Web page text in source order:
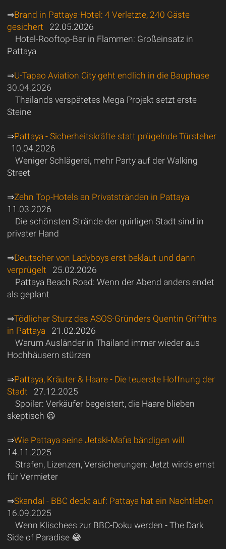
⇒Brand in Pattaya-Hotel: 4 Verletzte, 240 Gäste
gesichert 22.05.2026
Hotel-Rooftop-Bar in Flammen: Großeinsatz in
Pattaya
⇒U-Tapao Aviation City geht endlich in die Bauphase
30.04.2026
Thailands verspätetes Mega-Projekt setzt erste
Steine
⇒Pattaya - Sicherheitskräfte statt prügelnde Türsteher
10.04.2026
Weniger Schlägerei, mehr Party auf der Walking
Street
⇒Zehn Top-Hotels an Privatstränden in Pattaya
11.03.2026
Die schönsten Strände der quirligen Stadt sind in
privater Hand
⇒Deutscher von Ladyboys erst beklaut und dann
verprügelt 25.02.2026
Pattaya Beach Road: Wenn der Abend anders endet
als geplant
⇒Tödlicher Sturz des ASOS-Gründers Quentin Griffiths
in Pattaya 21.02.2026
Warum Ausländer in Thailand immer wieder aus
Hochhäusern stürzen
⇒Pattaya, Kräuter & Haare - Die teuerste Hoffnung der
Stadt 27.12.2025
Spoiler: Verkäufer begeistert, die Haare blieben
skeptisch 😆
⇒Wie Pattaya seine Jetski-Mafia bändigen will
14.11.2025
Strafen, Lizenzen, Versicherungen: Jetzt wirds ernst
für Vermieter
⇒Skandal - BBC deckt auf: Pattaya hat ein Nachtleben
16.09.2025
Wenn Klischees zur BBC-Doku werden - The Dark
Side of Paradise 😂